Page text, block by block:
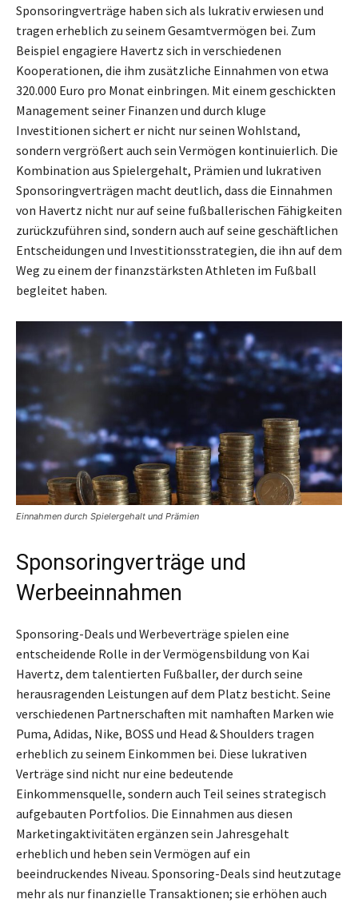
Sponsoringverträge haben sich als lukrativ erwiesen und
tragen erheblich zu seinem Gesamtvermögen bei. Zum
Beispiel engagiere Havertz sich in verschiedenen
Kooperationen, die ihm zusätzliche Einnahmen von etwa
320.000 Euro pro Monat einbringen. Mit einem geschickten
Management seiner Finanzen und durch kluge
Investitionen sichert er nicht nur seinen Wohlstand,
sondern vergrößert auch sein Vermögen kontinuierlich. Die
Kombination aus Spielergehalt, Prämien und lukrativen
Sponsoringverträgen macht deutlich, dass die Einnahmen
von Havertz nicht nur auf seine fußballerischen Fähigkeiten
zurückzuführen sind, sondern auch auf seine geschäftlichen
Entscheidungen und Investitionsstrategien, die ihn auf dem
Weg zu einem der finanzstärksten Athleten im Fußball
begleitet haben.
Einnahmen durch Spielergehalt und Prämien
Sponsoringverträge und
Werbeeinnahmen
Sponsoring-Deals und Werbeverträge spielen eine
entscheidende Rolle in der Vermögensbildung von Kai
Havertz, dem talentierten Fußballer, der durch seine
herausragenden Leistungen auf dem Platz besticht. Seine
verschiedenen Partnerschaften mit namhaften Marken wie
Puma, Adidas, Nike, BOSS und Head & Shoulders tragen
erheblich zu seinem Einkommen bei. Diese lukrativen
Verträge sind nicht nur eine bedeutende
Einkommensquelle, sondern auch Teil seines strategisch
aufgebauten Portfolios. Die Einnahmen aus diesen
Marketingaktivitäten ergänzen sein Jahresgehalt
erheblich und heben sein Vermögen auf ein
beeindruckendes Niveau. Sponsoring-Deals sind heutzutage
mehr als nur finanzielle Transaktionen; sie erhöhen auch